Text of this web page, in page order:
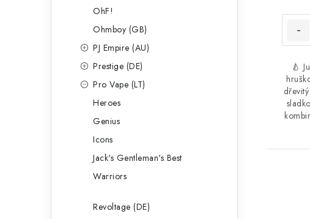
OhF!
Ohmboy (GB)
PJ Empire (AU)
Prestige (DE)
Pro Vape (LT)
Heroes
Genius
Icons
Jack's Gentleman's Best
Warriors
Revoltage (DE)
🍐